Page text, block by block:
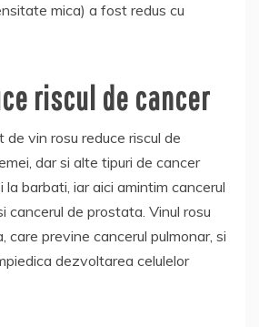
mica) a fost redus cu
riscul de cancer
de vin rosu reduce riscul de
dar si alte tipuri de cancer
barbati, iar aici amintim cancerul
cancerul de prostata. Vinul rosu
care previne cancerul pulmonar, si
dezvoltarea celulelor